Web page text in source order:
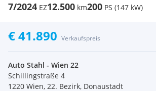
7/2024 EZ12.500 km200 PS (147 kW)
€ 41.890 Verkaufspreis
Auto Stahl - Wien 22
Schillingstraße 4
1220 Wien, 22. Bezirk, Donaustadt